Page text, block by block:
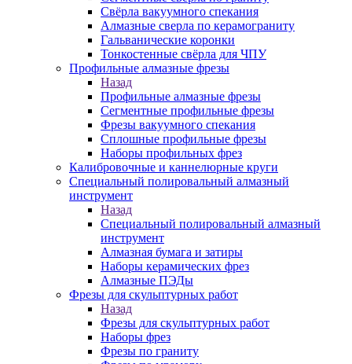
Свёрла вакуумного спекания
Алмазные сверла по керамограниту
Гальванические коронки
Тонкостенные свёрла для ЧПУ
Профильные алмазные фрезы
Назад
Профильные алмазные фрезы
Сегментные профильные фрезы
Фрезы вакуумного спекания
Сплошные профильные фрезы
Наборы профильных фрез
Калибровочные и каннелюрные круги
Специальный полировальный алмазный
инструмент
Назад
Специальный полировальный алмазный
инструмент
Алмазная бумага и затиры
Наборы керамических фрез
Алмазные ПЭДы
Фрезы для скульптурных работ
Назад
Фрезы для скульптурных работ
Наборы фрез
Фрезы по граниту